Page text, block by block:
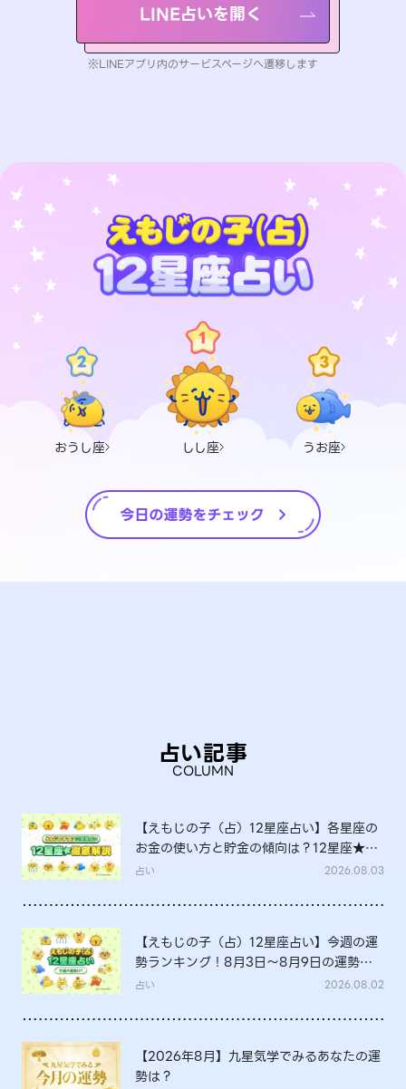
LINE占いを開く
※LINEアプリ内のサービスページへ遷移します
おうし座 しし座 うお座
占い記事
COLUMN
【えもじの子（占）12星座占い】各星座の
お金の使い方と貯金の傾向は？12星座★徹
底解説
占い 2026.08.03
【えもじの子（占）12星座占い】今週の運
勢ランキング！8月3日～8月9日の運勢
は？
占い 2026.08.02
【2026年8月】九星気学でみるあなたの運
勢は？